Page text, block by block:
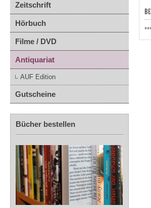
Zeitschrift
Hörbuch
Filme / DVD
Antiquariat
AUF Edition
Gutscheine
Bücher bestellen